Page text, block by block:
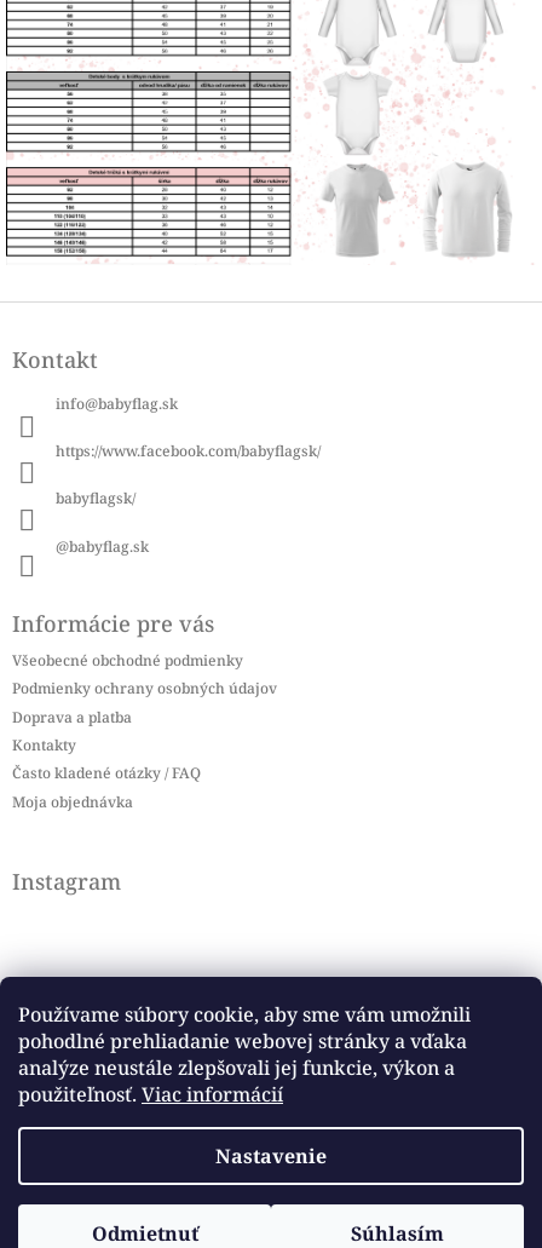
Používame súbory cookie, aby sme vám umožnili
pohodlné prehliadanie webovej stránky a vďaka
analýze neustále zlepšovali jej funkcie, výkon a
použiteľnosť. Viac informácií
Nastavenie
Odmietnuť Súhlasím
Z
pKontakt
info@babyflag.sk
https://www.facebook.com/babyflagsk/
babyflagsk/
@babyflag.sk
Informácie pre vás
Všeobecné obchodné podmienky
Podmienky ochrany osobných údajov
Doprava a platba
Kontakty
Často kladené otázky / FAQ
Moja objednávka
Instagram
Sledovať na Instagrame
Facebook
Vytvoril ShoptetCopyright 2026 . Všetky práva vyhradené.